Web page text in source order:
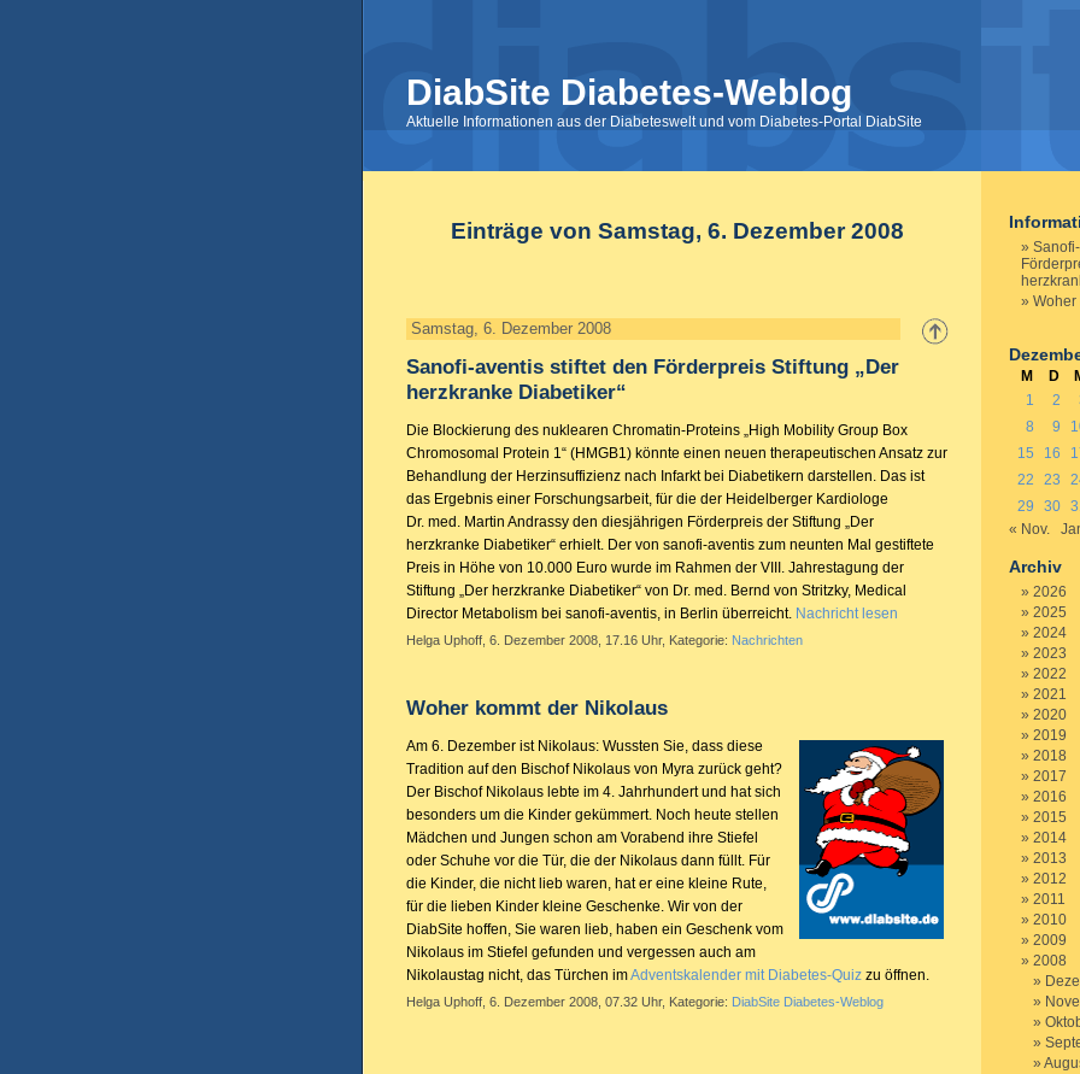
DiabSite Diabetes-Weblog
Aktuelle Informationen aus der Diabeteswelt und vom Diabetes-Portal DiabSite
Einträge von Samstag, 6. Dezember 2008
Samstag, 6. Dezember 2008
Sanofi-aventis stiftet den Förderpreis Stiftung „Der
herzkranke Diabetiker“
Die Blockierung des nuklearen Chromatin-Proteins „High Mobility Group Box
Chromosomal Protein 1“ (HMGB1) könnte einen neuen therapeutischen Ansatz zur
Behandlung der Herzinsuffizienz nach Infarkt bei Diabetikern darstellen. Das ist
das Ergebnis einer Forschungsarbeit, für die der Heidelberger Kardiologe
Dr. med. Martin Andrassy den diesjährigen Förderpreis der Stiftung „Der
herzkranke Diabetiker“ erhielt. Der von sanofi-aventis zum neunten Mal gestiftete
Preis in Höhe von 10.000 Euro wurde im Rahmen der VIII. Jahrestagung der
Stiftung „Der herzkranke Diabetiker“ von Dr. med. Bernd von Stritzky, Medical
Director Metabolism bei sanofi-aventis, in Berlin überreicht. Nachricht lesen
Helga Uphoff, 6. Dezember 2008, 17.16 Uhr, Kategorie: Nachrichten
Woher kommt der Nikolaus
Am 6. Dezember ist Nikolaus: Wussten Sie, dass diese
Tradition auf den Bischof Nikolaus von Myra zurück geht?
Der Bischof Nikolaus lebte im 4. Jahrhundert und hat sich
besonders um die Kinder gekümmert. Noch heute stellen
Mädchen und Jungen schon am Vorabend ihre Stiefel
oder Schuhe vor die Tür, die der Nikolaus dann füllt. Für
die Kinder, die nicht lieb waren, hat er eine kleine Rute,
für die lieben Kinder kleine Geschenke. Wir von der
DiabSite hoffen, Sie waren lieb, haben ein Geschenk vom
Nikolaus im Stiefel gefunden und vergessen auch am
Nikolaustag nicht, das Türchen imAdventskalender mit Diabetes-Quiz zu öffnen.
Helga Uphoff, 6. Dezember 2008, 07.32 Uhr, Kategorie: DiabSite Diabetes-Weblog
Woher
M D
1
2
8
9
15
16
22
23
29
30
« Nov.
Archiv
2026
2025
2024
2023
2022
2021
2020
2019
2018
2017
2016
2015
2014
2013
2012
2011
2010
2009
2008